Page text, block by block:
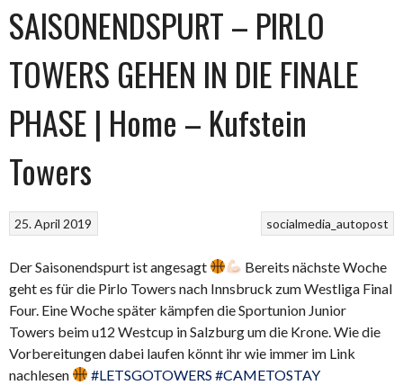
SAISONENDSPURT – PIRLO
TOWERS GEHEN IN DIE FINALE
PHASE | Home – Kufstein
Towers
socialmedia_autopost
25. April 2019
Der Saisonendspurt ist angesagt
Bereits nächste Woche
geht es für die Pirlo Towers nach Innsbruck zum Westliga Final
Four. Eine Woche später kämpfen die Sportunion Junior
Towers beim u12 Westcup in Salzburg um die Krone. Wie die
Vorbereitungen dabei laufen könnt ihr wie immer im Link
nachlesen
#LETSGOTOWERS #CAMETOSTAY